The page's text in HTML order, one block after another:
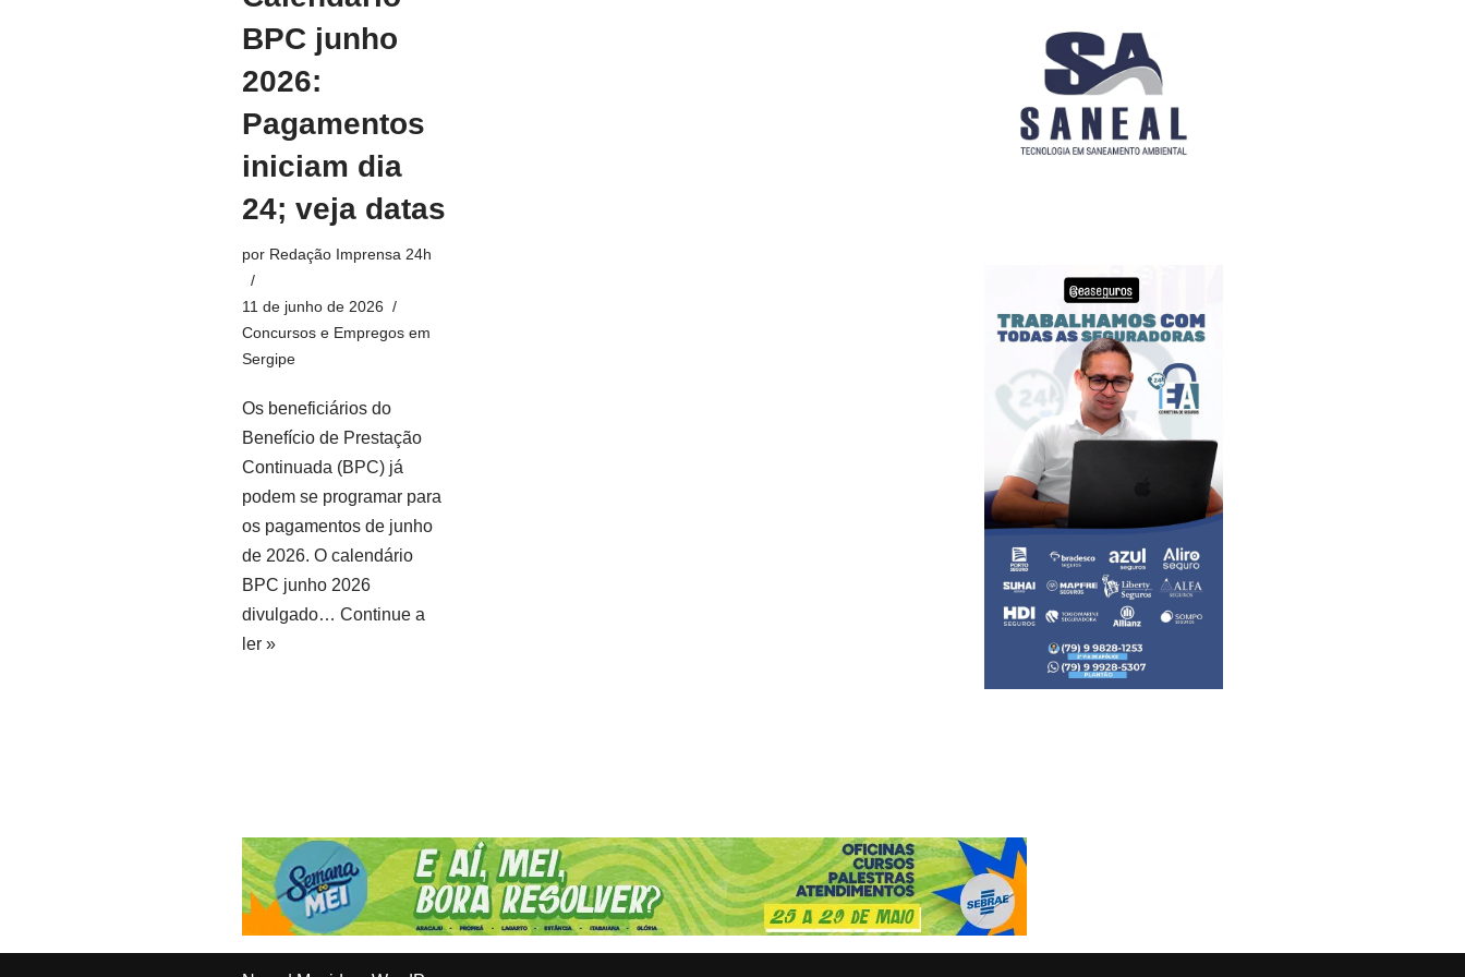
BPC junho
2026:
Pagamentos
iniciam dia
24; veja datas
por Redação Imprensa 24h
11 de junho de 2026
Concursos e Empregos em
Sergipe
Os beneficiários do
Benefício de Prestação
Continuada (BPC) já
podem se programar para
os pagamentos de junho
de 2026. O calendário
BPC junho 2026
divulgado… Continue a
ler »